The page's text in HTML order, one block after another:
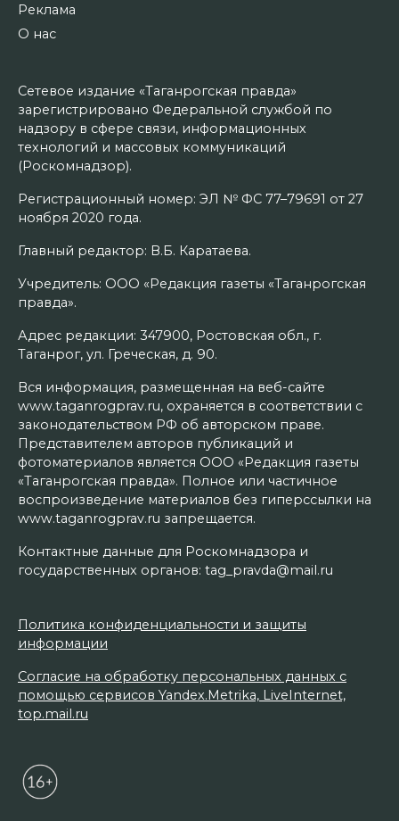
Реклама
О нас
Сетевое издание «Таганрогская правда»
зарегистрировано Федеральной службой по
надзору в сфере связи, информационных
технологий и массовых коммуникаций
(Роскомнадзор).
Регистрационный номер: ЭЛ № ФС 77–79691 от 27
ноября 2020 года.
Главный редактор: В.Б. Каратаева.
Учредитель: ООО «Редакция газеты «Таганрогская
правда».
Адрес редакции: 347900, Ростовская обл., г.
Таганрог, ул. Греческая, д. 90.
Вся информация, размещенная на веб-сайте
www.taganrogprav.ru, охраняется в соответствии с
законодательством РФ об авторском праве.
Представителем авторов публикаций и
фотоматериалов является ООО «Редакция газеты
«Таганрогская правда». Полное или частичное
воспроизведение материалов без гиперссылки на
www.taganrogprav.ru запрещается.
Контактные данные для Роскомнадзора и
государственных органов: tag_pravda@mail.ru
Политика конфиденциальности и защиты
информации
Согласие на обработку персональных данных с
помощью сервисов Yandex.Metrika, LiveInternet,
top.mail.ru